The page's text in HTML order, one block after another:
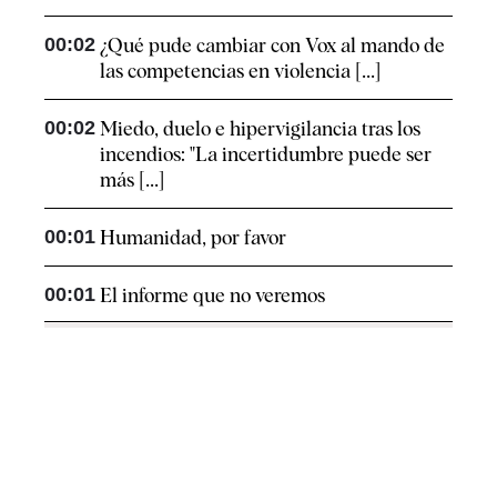
00:02 ¿Qué pude cambiar con Vox al mando de
las competencias en violencia [...]
00:02 Miedo, duelo e hipervigilancia tras los
incendios: "La incertidumbre puede ser
más [...]
00:01 Humanidad, por favor
00:01 El informe que no veremos